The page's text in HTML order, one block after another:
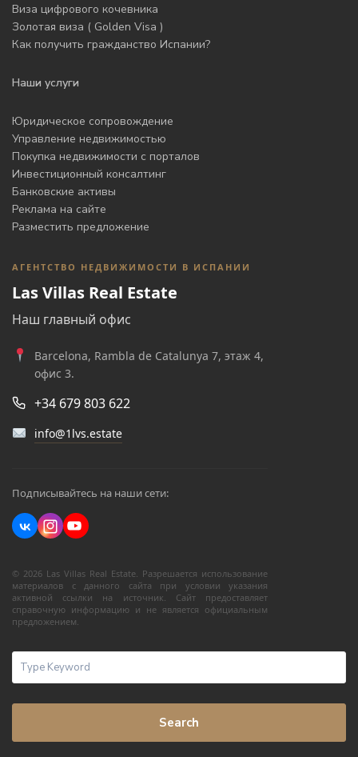
Виза цифрового кочевника
Золотая виза ( Golden Visa )
Как получить гражданство Испании?
Наши услуги
Юридическое сопровождение
Управление недвижимостью
Покупка недвижимости с порталов
Инвестиционный консалтинг
Банковские активы
Реклама на сайте
Разместить предложение
АГЕНТСТВО НЕДВИЖИМОСТИ В ИСПАНИИ
Las Villas Real Estate
Наш главный офис
Barcelona, Rambla de Catalunya 7, этаж 4,
офис 3.
+34 679 803 622
info@1lvs.estate
Подписывайтесь на наши сети:
© 2026 Las Villas Real Estate. Разрешается использование
материалов с данного сайта при условии указания
активной ссылки на источник. Сайт предоставляет
справочную информацию и не является официальным
предложением.
Search